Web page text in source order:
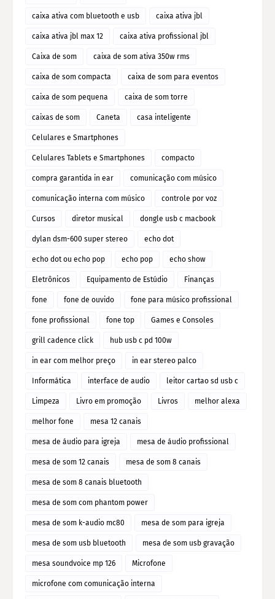
caixa ativa com bluetooth e usb caixa ativa jbl
caixa ativa jbl max 12 caixa ativa profissional jbl
Caixa de som caixa de som ativa 350w rms
caixa de som compacta caixa de som para eventos
caixa de som pequena caixa de som torre
caixas de som Caneta casa inteligente
Celulares e Smartphones
Celulares Tablets e Smartphones compacto
compra garantida in ear comunicação com músico
comunicação interna com músico controle por voz
Cursos diretor musical dongle usb c macbook
dylan dsm-600 super stereo echo dot
echo dot ou echo pop echo pop echo show
Eletrônicos Equipamento de Estúdio Finanças
fone fone de ouvido fone para músico profissional
fone profissional fone top Games e Consoles
grill cadence click hub usb c pd 100w
in ear com melhor preço in ear stereo palco
Informática interface de audio leitor cartao sd usb c
Limpeza Livro em promoção Livros melhor alexa
melhor fone mesa 12 canais
mesa de áudio para igreja mesa de áudio profissional
mesa de som 12 canais mesa de som 8 canais
mesa de som 8 canais bluetooth
mesa de som com phantom power
mesa de som k-audio mc80 mesa de som para igreja
mesa de som usb bluetooth mesa de som usb gravação
mesa soundvoice mp 126 Microfone
microfone com comunicação interna